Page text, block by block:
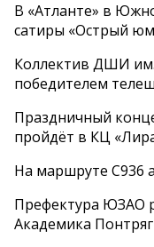
В «Атланте» в
сатиры «Острый
Коллектив ДШИ им.
победителем
Праздничный
пройдёт в КЦ
На маршруте С936
Префектура ЮЗАО
Академика